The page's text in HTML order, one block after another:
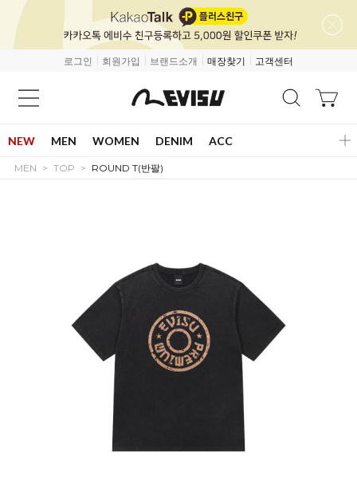
로그인 회원가입 브랜드소개 매장찾기 고객센터
NEW MEN WOMEN DENIM ACC
MEN TOP ROUND T(반팔)